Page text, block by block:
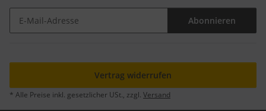
Abonnieren
Vertrag widerrufen
* Alle Preise inkl. gesetzlicher USt., zzgl. Versand